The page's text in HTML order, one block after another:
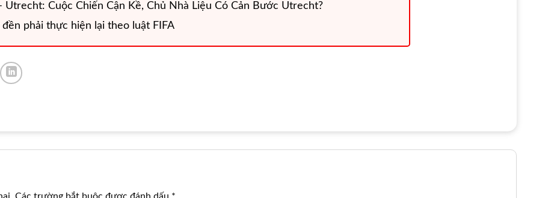
Utrecht: Cuộc Chiến Cận Kề, Chủ Nhà Liệu Có Cản Bước Utrecht?
phải thực hiện lại theo luật FIFA
Các trường bắt buộc được đánh dấu *